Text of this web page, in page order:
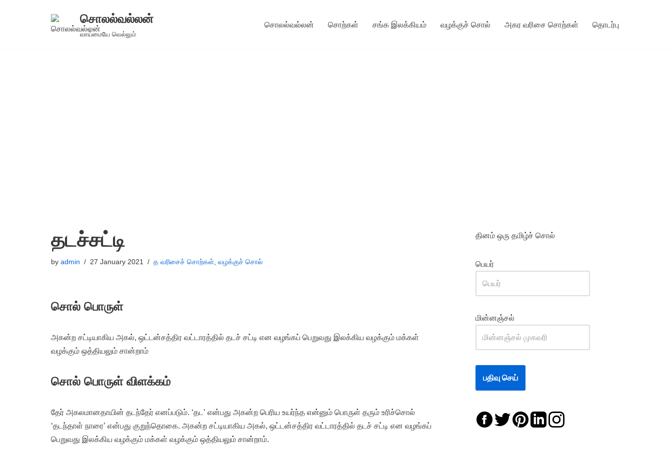
சொலல்வல்லன்
வாய்மையே வெல்லும்
சொலல்வல்லன் சொற்கள் சங்க இலக்கியம் வழக்குச் சொல் அகர வரிசை சொற்கள் தொடர்பு
தடச்சட்டி
by admin 27 January 2021 த வரிசைச் சொற்கள் வழக்குச் சொல்
சொல் பொருள்
அகன்ற சட்டியாகிய அகல், ஒட்டன்சத்திர வட்டாரத்தில் தடச் சட்டி என வழங்கப் பெறுவது இலக்கிய வழக்கும் மக்கள்
வழக்கும் ஒத்தியலும் சான்றாம்
சொல் பொருள் விளக்கம்
தேர் அகலமானதாயின் தடந்தேர் எனப்படும். ‘தட’ என்பது அகன்ற பெரிய உயர்ந்த என்னும் பொருள் தரும் உரிச்சொல்
‘தடந்தாள் நாரை’ என்பது குறுந்தொகை. அகன்ற சட்டியாகிய அகல், ஒட்டன்சத்திர வட்டாரத்தில் தடச் சட்டி என வழங்கப்
பெறுவது இலக்கிய வழக்கும் மக்கள் வழக்கும் ஒத்தியலும் சான்றாம்.
தினம் ஒரு தமிழ்ச் சொல்
பெயர்
மின்னஞ்சல்